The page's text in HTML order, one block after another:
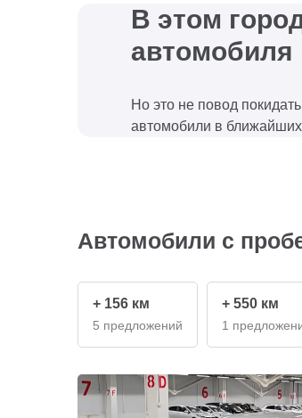
В этом
автомобиля
Но это не повод
автомобили в ближайших
Автомобили с
+ 156 км
5 предложений
+ 550 км
1